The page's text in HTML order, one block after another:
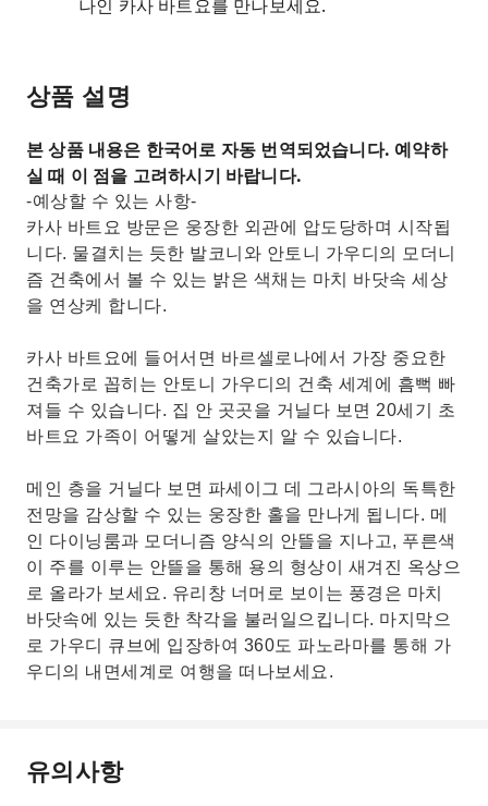
나인 카사 바트요를 만나보세요.
상품 설명
본 상품 내용은 한국어로 자동 번역되었습니다. 예약하
실 때 이 점을 고려하시기 바랍니다.
-예상할 수 있는 사항-
카사 바트요 방문은 웅장한 외관에 압도당하며 시작됩
니다. 물결치는 듯한 발코니와 안토니 가우디의 모더니
즘 건축에서 볼 수 있는 밝은 색채는 마치 바닷속 세상
을 연상케 합니다.
카사 바트요에 들어서면 바르셀로나에서 가장 중요한
건축가로 꼽히는 안토니 가우디의 건축 세계에 흠뻑 빠
져들 수 있습니다. 집 안 곳곳을 거닐다 보면 20세기 초
바트요 가족이 어떻게 살았는지 알 수 있습니다.
메인 층을 거닐다 보면 파세이그 데 그라시아의 독특한
전망을 감상할 수 있는 웅장한 홀을 만나게 됩니다. 메
인 다이닝룸과 모더니즘 양식의 안뜰을 지나고, 푸른색
이 주를 이루는 안뜰을 통해 용의 형상이 새겨진 옥상으
로 올라가 보세요. 유리창 너머로 보이는 풍경은 마치
바닷속에 있는 듯한 착각을 불러일으킵니다. 마지막으
로 가우디 큐브에 입장하여 360도 파노라마를 통해 가
우디의 내면세계로 여행을 떠나보세요.
유의사항